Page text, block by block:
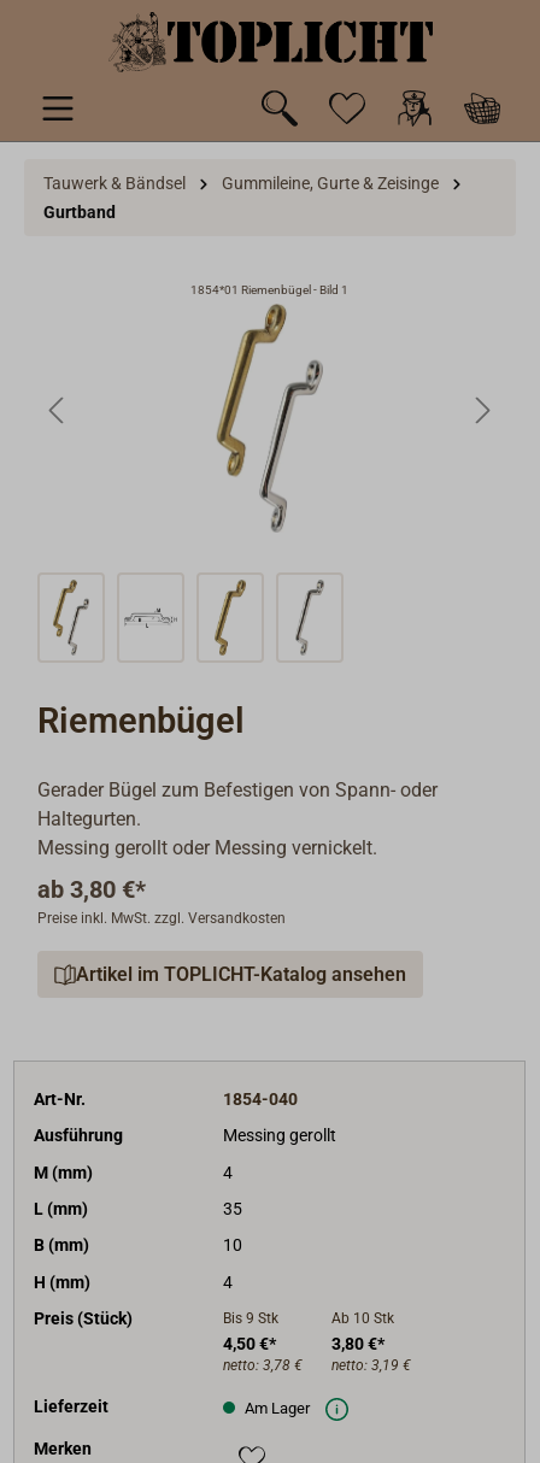
springen
Tauwerk & Bändsel
Gummileine, Gurte & Zeisinge
Gurtband
1854*01 Riemenbügel - Bild 1
Riemenbügel
Gerader Bügel zum Befestigen von Spann- oder
Haltegurten.
Messing gerollt oder Messing vernickelt.
ab 3,80 €*
Preise inkl. MwSt. zzgl. Versandkosten
Artikel im TOPLICHT-Katalog ansehen
Art-Nr.
1854-040
Ausführung
Messing gerollt
M (mm)
4
L (mm)
35
B (mm)
10
H (mm)
4
Preis (Stück)
Bis 9 Stk
4,50 €*
netto: 3,78 €
Ab 10 Stk
3,80 €*
netto: 3,19 €
Lieferzeit Am Lager
Merken